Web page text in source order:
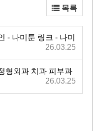
목록
- 나미툰 링크 - 나미
26.03.25
형외과 치과 피부과
26.03.25